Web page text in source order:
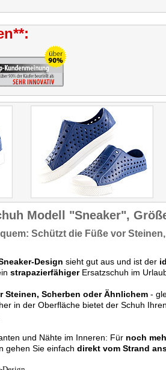
Modell "Sneaker",
Schützt die Füße vor
Design sieht gut aus und ist der
strapazierfähiger Ersatzschuh im
Steinen, Scherben oder Ähnlichem -
in der Oberfläche bietet der Schuh
und Nähte im Inneren: Für noch
gehen Sie einfach direkt vom Strand